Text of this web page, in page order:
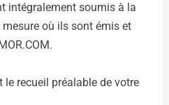
intégralement soumis à la
où ils sont émis et
recueil préalable de votre